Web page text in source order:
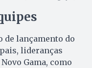
de lançamento do
lideranças
Gama, como